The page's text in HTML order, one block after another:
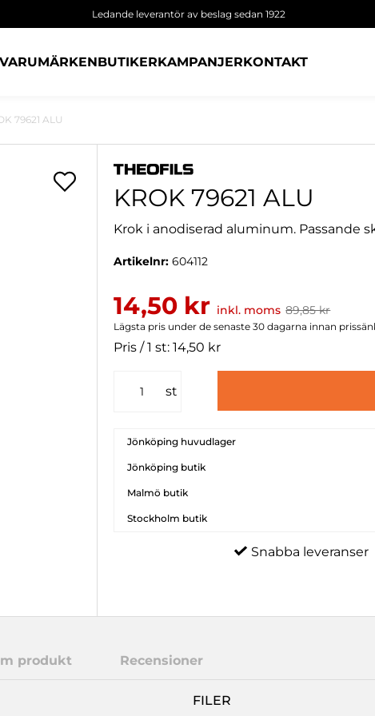
Ledande leverantör av beslag sedan 1922
VARUMÄRKENBUTIKERKAMPANJERKONTAKT
79621 ALU
KROK 79621 ALU
Krok i anodiserad aluminum. Passande
Artikelnr:604112
14,50 kr inkl. moms 89,85 kr
Lägsta pris under de senaste 30 dagarna innan
Pris / 1 st: 14,50 kr
st
Jönköping huvudlager
Jönköping butik
Malmö butik
Stockholm butik
Snabba leveranser
produkt Recensioner
FILER